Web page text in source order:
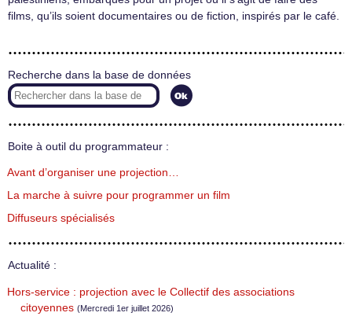
films, qu’ils soient documentaires ou de fiction, inspirés par le café.
Recherche dans la base de données
Boite à outil du programmateur :
Avant d’organiser une projection…
La marche à suivre pour programmer un film
Diffuseurs spécialisés
Actualité :
Hors-service : projection avec le Collectif des associations
citoyennes (Mercredi 1er juillet 2026)